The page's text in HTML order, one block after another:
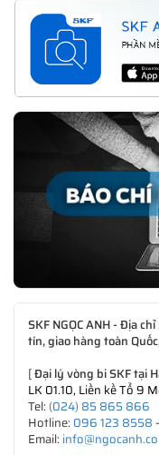
SKF NGỌC ANH - Địa
tín, giao hàng toàn
[Đại lý vòng bi SKF tại
LK 01.10, Liền kề Tổ 9
Tel: (024) 85 865 866
Hotline: 096 123 8558-
Email: